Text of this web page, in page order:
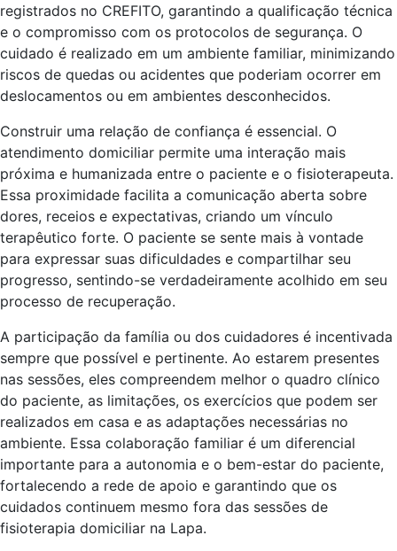
registrados no CREFITO, garantindo a qualificação técnica
e o compromisso com os protocolos de segurança. O
cuidado é realizado em um ambiente familiar, minimizando
riscos de quedas ou acidentes que poderiam ocorrer em
deslocamentos ou em ambientes desconhecidos.
Construir uma relação de confiança é essencial. O
atendimento domiciliar permite uma interação mais
próxima e humanizada entre o paciente e o fisioterapeuta.
Essa proximidade facilita a comunicação aberta sobre
dores, receios e expectativas, criando um vínculo
terapêutico forte. O paciente se sente mais à vontade
para expressar suas dificuldades e compartilhar seu
progresso, sentindo-se verdadeiramente acolhido em seu
processo de recuperação.
A participação da família ou dos cuidadores é incentivada
sempre que possível e pertinente. Ao estarem presentes
nas sessões, eles compreendem melhor o quadro clínico
do paciente, as limitações, os exercícios que podem ser
realizados em casa e as adaptações necessárias no
ambiente. Essa colaboração familiar é um diferencial
importante para a autonomia e o bem-estar do paciente,
fortalecendo a rede de apoio e garantindo que os
cuidados continuem mesmo fora das sessões de
fisioterapia domiciliar na Lapa.